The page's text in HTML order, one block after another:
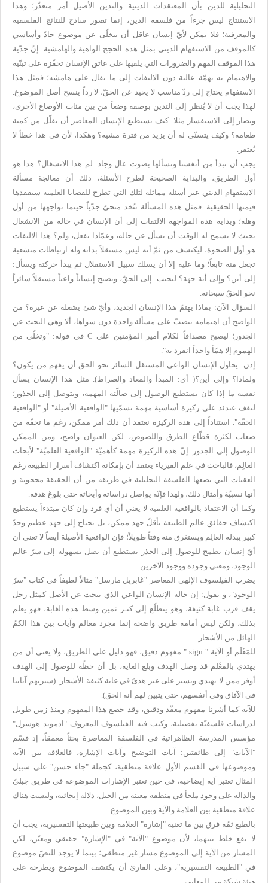
التحليلية للدين بأن المعتقدات الدينية والتدين الأصيل أمر متعذّر؛ وهذا
الاستنتاج ليس جزءاً من فلسفة الدين، إنما تصور ساذج للنتائج الفلسفية
والمعرفية؛ فلا يمكن لأيّ إنسان عاقل أن يتخلّى عن موضوع جادّ وأساسي
كالموقف من الاستفهام الديني بمثل هذه الحجج الواهية والهامشية. إنّ جدّية
هذا الموقف المهم والضرورات التي يلقيها على عاتق الإنسان تحفّزه على تبنّيه
والاهتمام به بهمّة عالية دون الالتفات إلى ما يقال على هامشه؛ فمثل هذا
الاستفهام يحتاج إلى ردّ مناسب لا يحيد عن الحقّ، لا رداً ينسخ أصل الموضوع.
لهذا يجب أن لا يُنظر إلى التدين بوصفه وضعاً من بين مئات الأوضاع الأخرى،
ويصار إلى الاستفسار مثلا: كيف يستطيع الإنسان المعاصر أن يقلّل من كمية
طعامه؟ وكيف يتسنّى له أن يزيد من فترة مشيه؟ وهكذا، لأن في هذا خطأ لا
يُغتفر.
يجب أن نبدأ من أنفسنا ونسألها بصوت عال وجاد: لم هذا الانشغال؟ هذا هو
أول الطريق، والبداية الصحيحة لطرح الأسئلة، ذلك أن معالجة مسألة
الاستفهام الديني عبر أسئلة مماثلة لتلك التي تطرح للقضايا العلمية سيفقدها
قيمتها الحقيقية. فمثل هذه المسألة تتّخذ منحىً جدّياً حينما نواجهها من أول
وهلة؛ وبداية هذه المواجهة الالتفات إلى أن الإنسان في حالة من الانشغال
بحيث لا يسمح له الوقت أن يسأل عن حاله، وعمّاذا يفعل، ولم؟ هذا الالتفات
هو أول الصحوة، ليكتشف من ثمّ أنه ليس مستقلاً بذاته وله ارتباطات متشعبة
تجعل منه تابعاً؛ وما عليه إلا أن يسلك سبيل الاستقلال ثم يبدأ حركته ويسأل:
إلى أين؟ وإلى أية جهة؟ ليجيب: إلى الحقّ، ويصبح إنساناً واعياً مستقلاً سائراً
نحو الحقّ سبحانه.
السؤال الآن: بماذا يهتمّ هذا الإنسان الجديد، وأيّ شئ يشغله عن غيره؟ من
الواضح أن اهتمامه ينصبّ على مسألة واحدة دون سواها، ألا وهي البحث عن
الجذور؛ ليصبح مصداقاً لكلام أمير المؤمنين علي C في قوله: "وتخلّي من
الهموم إلا همّاً واحداً انفرد به".
إذن: يحاول الإنسان الواعي المستقل السائر نحو الحق أن يفهم من يكون؟
ولماذا؟ وإلى أين؟( أي: المبدأ والمعاد والصراط). مثل هذا الإنسان يسأل
نفسه ما إذا كان يستطيع الوصول إلى ضالّته المهمة، ويتوصل إلى الجذور؛
لنقف عندئذ على ركيزة أساسية مهمة نسمّيها "الواقعية الأصيلة" أو "الواقعية
الحقّة". استناداً إلى هذه الركيزة نعتقد أن ذلك أمر ممكن، رغم ما تحفّه من
صعاب لكثرة قطّاع الطرق واللصوص، لكن العنوان واضح، ومن الممكن
الوصول إلى الجذور. إنّ هذه الركيزة مهمة كأهميّة "الواقعية العلميّة" لأبحاث
العالِم، فالباحث في علم الفيزياء يعتقد أن بإمكانه اكتشاف أسرار الطبيعة رغم
العقبات التي تضعها الفلسفة التحليلية في طريقه من أن الحقيقة محجوبة و
أنها نسبيّة وأمثال ذلك، ولهذا فإنّه يواصل دراساته وأبحاثه حتى بلوغ هدفه.
وكما أن الاعتقاد بالواقعية العلمية لا يعني أن أي فرد وإن كان مبتدءاً يستطيع
اكتشاف حقائق عالم الطبيعة بأقلّ جهد ممكن، بل يحتاج إلى جهد عظيم وجدّ
كبير يبذله العالِم ويستغرق منه وقتاً طويلاً؛ فإن الواقعية الأصيلة أيضاً لا تعني أن
أيّ إنسان يطمح للوصول إلى الجذر يستطيع أن يصل بسهولة إلى سرّ عالم
الوجود، ومعنى وجوده ووجود الآخرين.
يضرب الفيلسوف الإلهي المعاصر "غابريل مارسل" مثالاً لطيفاً في كتاب "سرّ
الوجود"، و يقول: إن حالة الإنسان الواعي الذي يبحث عن الأصل كمثل رجل
يقف قرب غابة كثيفة، وهو يتطلّع إلى كنـز ثمين وسط هذه الغابة، فهو يعلم
بذلك، ولكن ليس أمامه طريق واضحة إنما مجرد معالم وآيات بين هذا الكمّ
الهائل من الأشجار.
للمَعْلَم أو الآية " sign " مفهوم دقيق، فهو دليل على الطريق، ولا يعني أن من
يهتدي بالمعْلم قد وصل الهدف وبلغ الغاية، بل أن حظّه للوصول إلى الهدف
أوفر ممن لا يهتدي ويسير على غير هدىً في غابة كثيفة الأشجار: (سنريهم آياتنا
في الآفاق وفي أنفسهم، حتى يتبين لهم أنه الحق).
للآية كما أشرنا مفهوم معقّد ودقيق، وقد خضع هذا المفهوم ومنذ زمن طويل
لدراسات فلسفيّة تفصيلية، وكتب فيه الفيلسوف المعروف "ادموند هوسرل"
مؤسس المدرسة الظاهراتية في الفلسفة المعاصرة بحثاً معمقاً، إذ قسّم
"الآيات" إلى طائفتين: آيات التوضيح وآيات الإشارة، فالعلاقة بين الآية
وموضوعها في القسم الأول علاقة منطقية، كجملة "جاء حسن" على سبيل
المثال تعتبر آية إيضاحية، في حين تعتبر الإشارات الموضوعة في طريق جبليّ
والدالة على وجود ملجأ في منطقة معينة من الجبل، دلالة إيحائية، وليست هناك
علاقة منطقية بين العلامة والآية وبين الموضوع.
بالطبع ثمّة فرق بين ما تعنيه "إشارة" العلامة وبين طبيعتها التفسيرية، يجب أن
لا يقع خلط بينهما، لأن موضوع "الآية" في "الإشارة" حقيقي ومعيّن، لكن
المسار من الآية إلى الموضوع مسار غير منطقي؛ بينما لا يوجد للنصّ موضوع
في "الطبيعة التفسيرية"، وعلى القارئ أن يكتشف الموضوع ويطرحه على